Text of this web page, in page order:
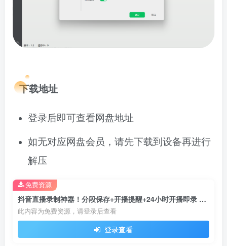
下载地址
登录后即可查看网盘地址
如无对应网盘会员，请先下载到设备再进行
解压
抖音直播录制神器！分段保存+开播提醒+24小时开播即录 + 蓝光画质一键保存！
此内容为免费资源，请登录后查看
登录查看
免费资源